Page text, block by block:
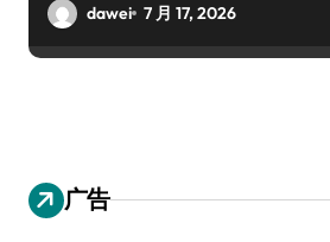
dawei 7 月 17, 2026
广告